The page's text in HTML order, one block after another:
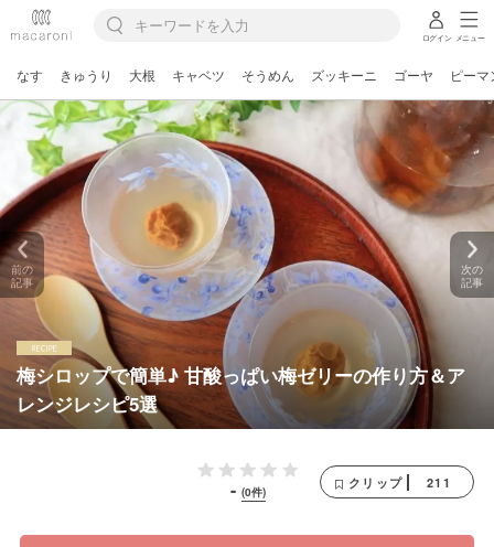
ログイン メニュー
なす きゅうり 大根 キャベツ そうめん ズッキーニ ゴーヤ ピーマ
梅シロップで簡単♪ 甘酸っぱい梅ゼリーの作り方＆ア
レンジレシピ5選
前の
記事
次の
記事
- (0件)
クリップ 211